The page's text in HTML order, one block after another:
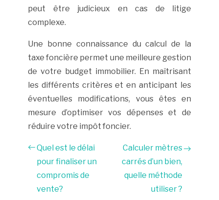
peut être judicieux en cas de litige
complexe.
Une bonne connaissance du calcul de la
taxe foncière permet une meilleure gestion
de votre budget immobilier. En maîtrisant
les différents critères et en anticipant les
éventuelles modifications, vous êtes en
mesure d’optimiser vos dépenses et de
réduire votre impôt foncier.
Quel est le délai
pour finaliser un
compromis de
vente?
Calculer mètres
carrés d’un bien,
quelle méthode
utiliser ?